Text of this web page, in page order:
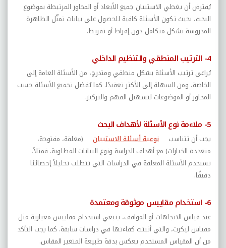
يُفترض أن يغطي الاستبيان جميع الأبعاد أو المحاور المرتبطة بموضوع
البحث، بحيث تكون الأسئلة كافية للحصول على بيانات تمثّل الظاهرة
المدروسة بشكل متكامل دون إفراط أو تفريط.
4- الترتيب المنطقي والتنظيم الداخلي
يُراعى ترتيب الأسئلة بشكل منطقي ومتدرج، من الأسئلة العامة إلى
الخاصة، ومن السهلة إلى الأكثر تعقيدًا. كما يُفضل تجميع الأسئلة حسب
المحاور أو الموضوعات لتسهيل الفهم والتركيز.
5- ملاءمة نوع الأسئلة لأهداف البحث
يجب أن تتناسب نوعية أسئلة الاستبيان
(مغلقة، مفتوحة،
متعددة الخيارات) مع أهداف الدراسة ونوع البيانات المطلوبة. فمثلاً،
تستخدم الأسئلة المغلقة في الدراسات التي تتطلب تحليلاً إحصائيًا
دقيقًا.
6- استخدام مقاييس موثوقة ومعتمدة
عند قياس الاتجاهات أو المواقف، ينبغي استخدام مقاييس معيارية مثل
مقياس ليكرت، والتي أثبتت كفاءتها في دراسات سابقة. كما يجب التأكد
من أن المقياس المستخدم يعكس بدقة طبيعة المتغير المقاس.